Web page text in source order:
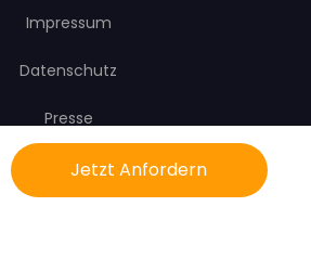
Jetzt Anfordern
Impressum
Datenschutz
Presse
Kontakt